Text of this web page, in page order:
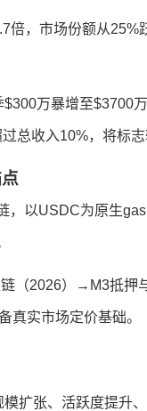
，市场份额从25%
万暴增至$3700
总收入10%，将标志
以USDC为原生
（2026）→M3抵押
真实市场定价基础。
扩张、活跃度提升